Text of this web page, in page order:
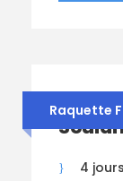
Raquette
4